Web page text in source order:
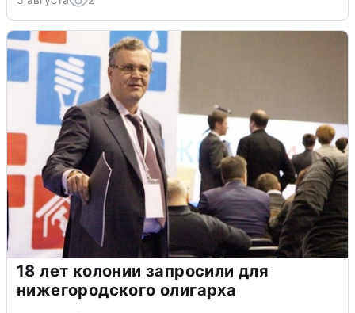
18 лет колонии запросили для
нижегородского олигарха